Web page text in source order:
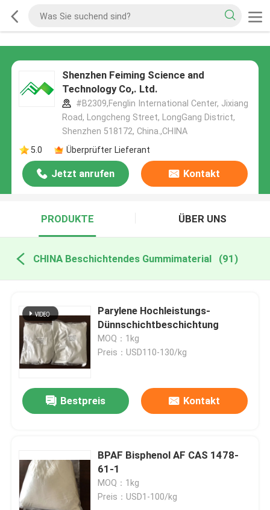
Shenzhen Feiming Science and
Technology Co,. Ltd.
#B2309,Fenglin International Center, Jixiang
Road, Longcheng Street, LongGang District,
Shenzhen 518172, China.,CHINA
5.0
Überprüfter Lieferant
Jetzt anrufen Kontakt
PRODUKTE ÜBER UNS
CHINA Beschichtendes Gummimaterial (91)
Parylene Hochleistungs-
Dünnschichtbeschichtung
MOQ：1kg
Preis：USD110-130/kg
Bestpreis Kontakt
BPAF Bisphenol AF CAS 1478-
61-1
MOQ：1kg
Preis：USD1-100/kg